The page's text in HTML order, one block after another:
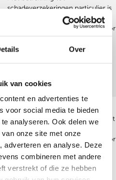
Over
van cookies
en advertenties te
voor social media te bieden
analyseren. Ook delen we
onze site met onze
adverteren en analyse. Deze
combineren met andere
verstrekt of die ze hebben
schadeverzekeringen particulier is
het uitsluitend toegestaan de
financiële dienst te verrichten voor
ongevallenverzekeringen in
combinatie met
Met betrekking tot
schadeverzekeringen zakelijk is het
uitsluitend toegestaan de
financiële dienst te verrichten voor
ongevallenverzekeringen in
combinatie met
inkomensverzekeringen